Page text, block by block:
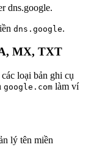
dns.google.
dns.google.
MX, TXT
loại bản ghi cụ
google.com làm ví
lý tên miền